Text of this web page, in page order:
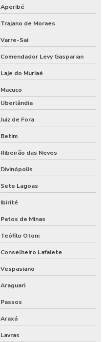
Aperibé
Trajano de Moraes
Varre-Sai
Comendador Levy Gasparian
Laje do Muriaé
Macuco
Uberlândia
Juiz de Fora
Betim
Ribeirão das Neves
Divinópolis
Sete Lagoas
Ibirité
Patos de Minas
Teófilo Otoni
Conselheiro Lafaiete
Vespasiano
Araguari
Passos
Araxá
Lavras